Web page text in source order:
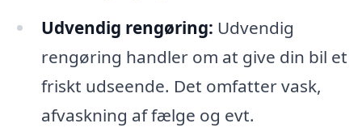
Udvendig rengøring: Udvendig
rengøring handler om at give din bil et
friskt udseende. Det omfatter vask,
afvaskning af fælge og evt.